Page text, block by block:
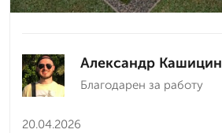
Александр Кашицин
Благодарен за работу
20.04.2026